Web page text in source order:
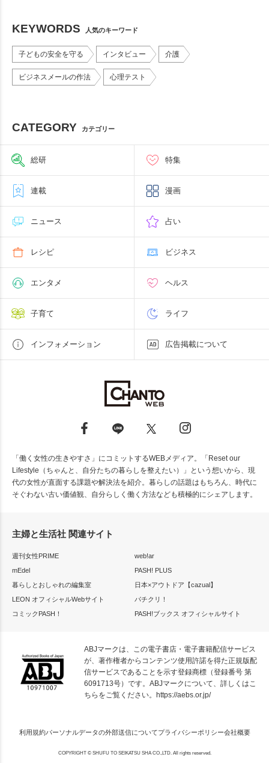
KEYWORDS 人気のキーワード
子どもの安全を守る インタビュー 介護
ビジネスメールの作法 心理テスト
CATEGORY カテゴリー
総研 特集
連載 漫画
ニュース 占い
レシピ ビジネス
エンタメ ヘルス
子育て ライフ
インフォメーション 広告掲載について
「働く女性の生きやすさ」にコミットするWEBメディア。「Reset our
Lifestyle（ちゃんと、自分たちの暮らしを整えたい）」という想いから、現
代の女性が直面する課題や解決法を紹介。暮らしの話題はもちろん、時代に
そぐわない古い価値観、自分らしく働く方法なども積極的にシェアします。
主婦と生活社 関連サイト
週刊女性PRIME
web!ar
mEdel
PASH! PLUS
暮らしとおしゃれの編集室
日本×アウトドア【cazual】
LEON オフィシャルWebサイト
パチクリ！
コミックPASH！
PASH!ブックス オフィシャルサイト
ABJマークは、この電子書店・電子書籍配信サービス
が、著作権者からコンテンツ使用許諾を得た正規版配
信サービスであることを示す登録商標（登録番号 第
6091713号）です。ABJマークについて、詳しくはこ
ちらをご覧ください。 https://aebs.or.jp/
利用規約パーソナルデータの外部送信についてプライバシーポリシー会社概要
COPYRIGHT © SHUFU TO SEIKATSU SHA CO.,LTD. All rights reserved.